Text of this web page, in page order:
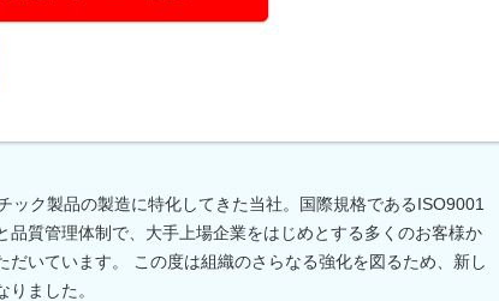
ック製品の製造に特化してきた当社。国際規格であるISO9001
品質管理体制で、大手上場企業をはじめとする多くのお客様か
だいています。 この度は組織のさらなる強化を図るため、新し
ました。